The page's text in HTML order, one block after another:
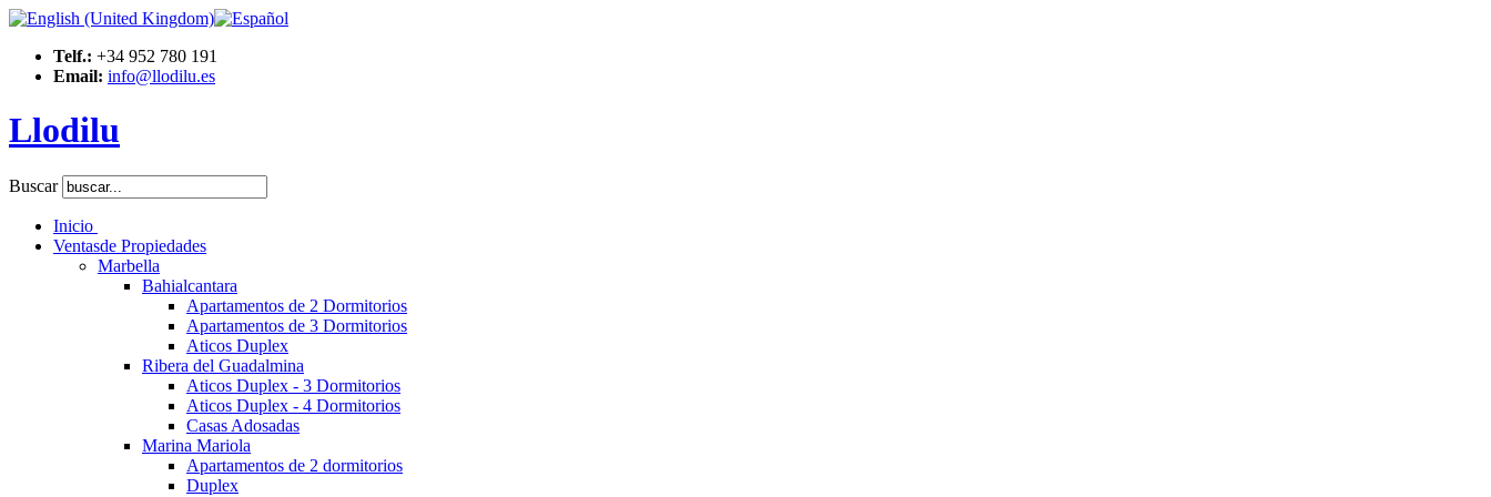
Telf.: +34 952 780 191
Email: info@llodilu.es
Llodilu
Buscar
Inicio
Ventasde Propiedades
Marbella
Bahialcantara
Apartamentos de 2 Dormitorios
Apartamentos de 3 Dormitorios
Aticos Duplex
Ribera del Guadalmina
Aticos Duplex - 3 Dormitorios
Aticos Duplex - 4 Dormitorios
Casas Adosadas
Marina Mariola
Apartamentos de 2 dormitorios
Duplex